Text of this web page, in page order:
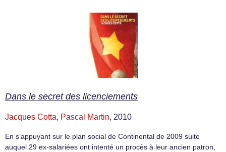
Dans le secret des licenciements
Jacques Cotta, Pascal Martin, 2010
En s’appuyant sur le plan social de Continental de 2009 suite
auquel 29 ex-salariées ont intenté un procès à leur ancien patron,